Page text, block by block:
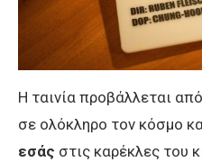
Η ταινία προβάλλεται
σε ολόκληρο τον κόσμο
εσάς στις καρέκλες του